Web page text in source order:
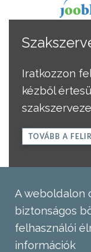
Iratkozzon
kézből
TOVÁBB A
A weboldalon
biztonságos
felhasználói
információk